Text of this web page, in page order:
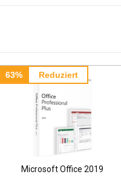
63% Reduziert
Microsoft Office 2019